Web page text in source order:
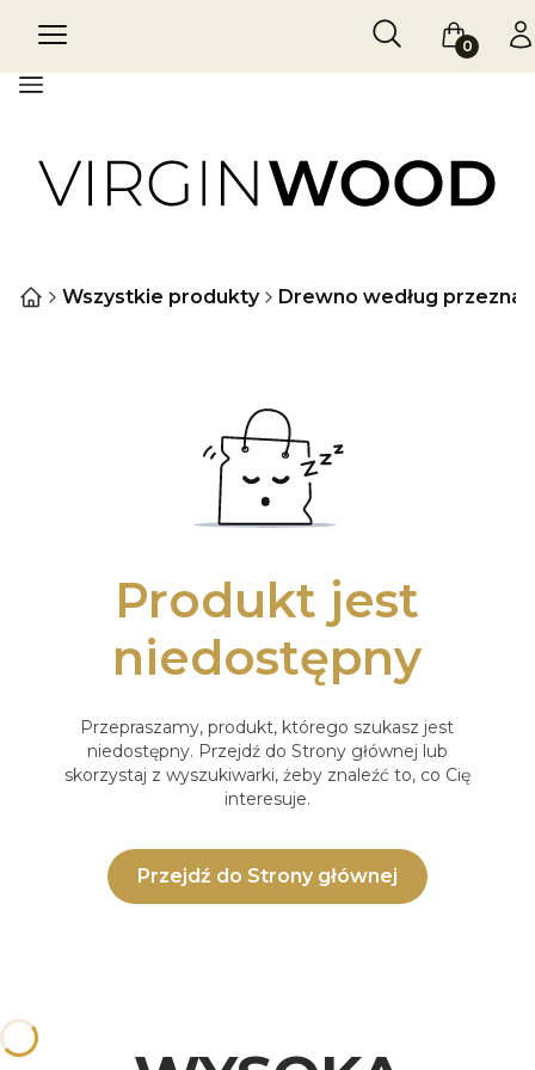
Menu Otwórz
Szukaj Koszyk
Menu
Wszystkie produkty Drewno według
Produkt jest
niedostępny
Przepraszamy, produkt, którego szukasz jest
niedostępny. Przejdź do Strony głównej lub
skorzystaj z wyszukiwarki, żeby znaleźć to, co Cię
interesuje.
Przejdź do Strony głównej